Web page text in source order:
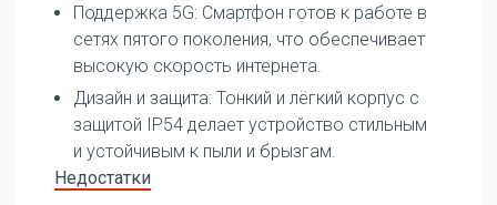
Поддержка 5G: Смартфон готов к работе в
сетях пятого поколения, что обеспечивает
высокую скорость интернета.
Дизайн и защита: Тонкий и лёгкий корпус с
защитой IP54 делает устройство стильным
и устойчивым к пыли и брызгам.
Недостатки